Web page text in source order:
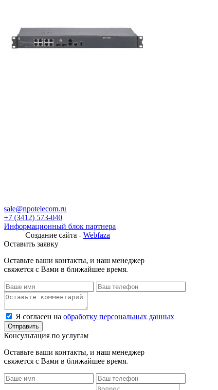
sale@npotelecom.ru
+7 (3412) 573-040
Информационный блок партнера
Создание сайта - Webfaza
Оставить заявку
Оставьте ваши контакты, и наш менеджер
свяжется с Вами в ближайшее время.
Я согласен на обработку персональных данных
Консультация по услугам
Оставьте ваши контакты, и наш менеджер
свяжется с Вами в ближайшее время.